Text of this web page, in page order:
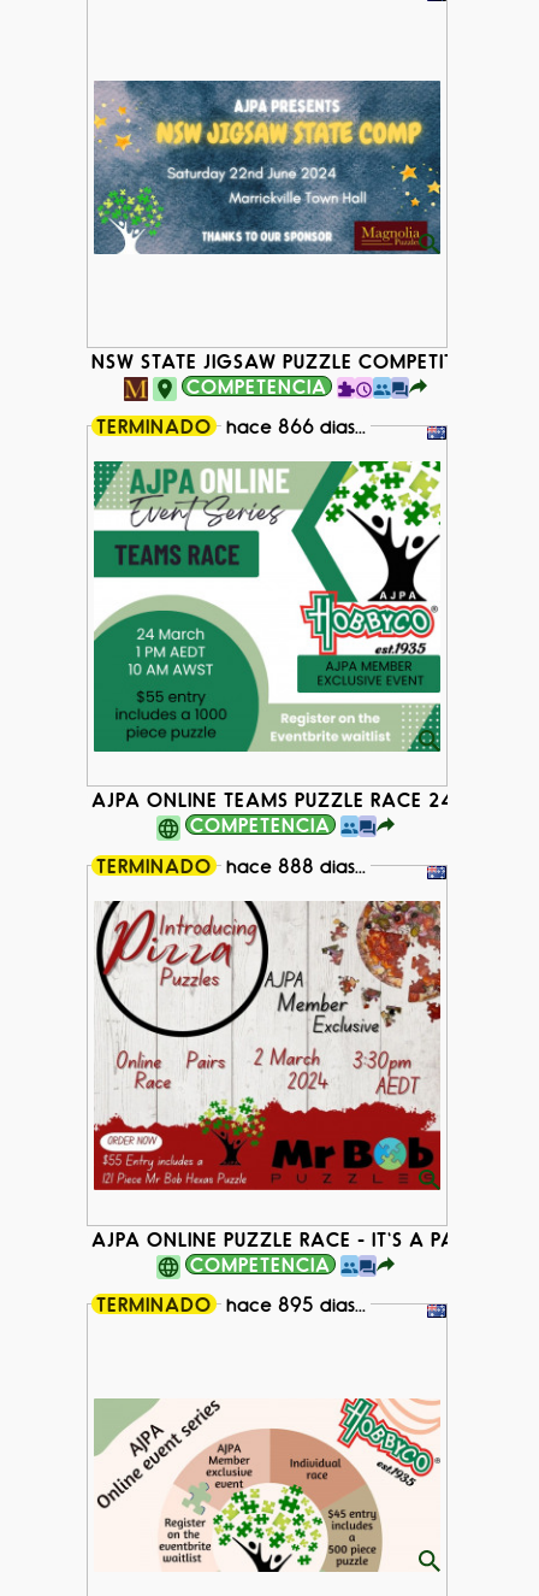
NSW STATE JIGSAW PUZZLE COMPETITION
COMPETENCIA
TERMINADO
hace 866 dias...
AJPA ONLINE TEAMS PUZZLE RACE 24
COMPETENCIA
TERMINADO
hace 888 dias...
AJPA ONLINE PUZZLE RACE - IT'S A PAIRS
COMPETENCIA
TERMINADO
hace 895 dias...